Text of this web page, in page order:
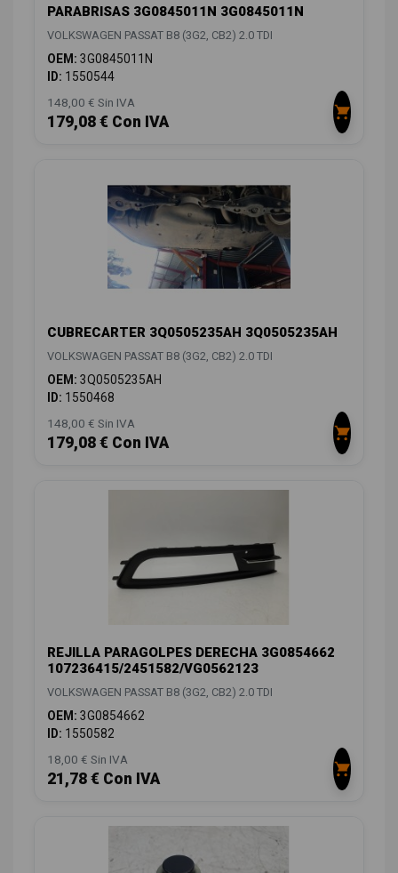
PARABRISAS 3G0845011N 3G0845011N
VOLKSWAGEN PASSAT B8 (3G2, CB2) 2.0 TDI
OEM: 3G0845011N
ID: 1550544
148,00 € Sin IVA
179,08 € Con IVA
CUBRECARTER 3Q0505235AH 3Q0505235AH
VOLKSWAGEN PASSAT B8 (3G2, CB2) 2.0 TDI
OEM: 3Q0505235AH
ID: 1550468
148,00 € Sin IVA
179,08 € Con IVA
REJILLA PARAGOLPES DERECHA 3G0854662
107236415/2451582/VG0562123
VOLKSWAGEN PASSAT B8 (3G2, CB2) 2.0 TDI
OEM: 3G0854662
ID: 1550582
18,00 € Sin IVA
21,78 € Con IVA